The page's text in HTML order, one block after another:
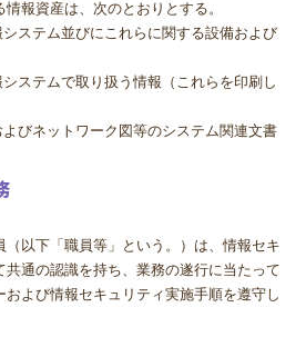
報資産は、次のとおりとする。
ステム並びにこれらに関する設備および
ステムで取り扱う情報（これらを印刷し
びネットワーク図等のシステム関連文書
以下「職員等」という。）は、情報セキ
共通の認識を持ち、業務の遂行に当たって
よび情報セキュリティ実施手順を遵守し